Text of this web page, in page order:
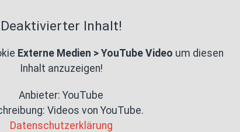
Deaktivierter Inhalt!
Externe Medien > YouTube Video um diesen
Inhalt anzuzeigen!
Anbieter: YouTube
Videos von YouTube.
Datenschutzerklärung